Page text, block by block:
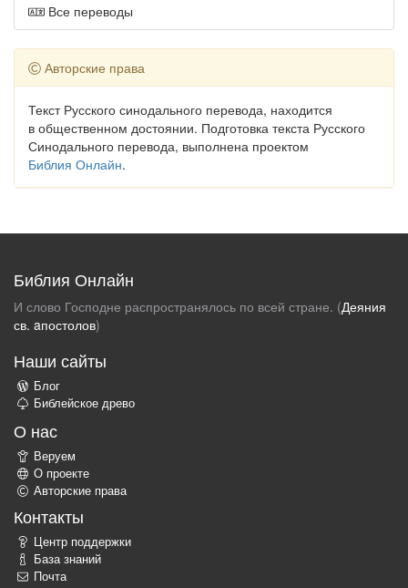
Все переводы
Авторские права
Текст Русского синодального перевода, находится
в общественном достоянии. Подготовка текста Русского
Синодального перевода, выполнена проектом
Библия Онлайн.
Библия Онлайн
И слово Господне распространялось по всей стране. (Деяния
св. aпостолов)
Наши сайты
Блог
Библейское древо
О нас
Веруем
О проекте
Авторские права
Контакты
Центр поддержки
База знаний
Почта